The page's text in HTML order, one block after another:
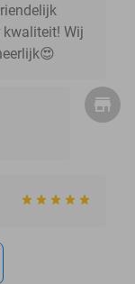
kwaliteit! Wij